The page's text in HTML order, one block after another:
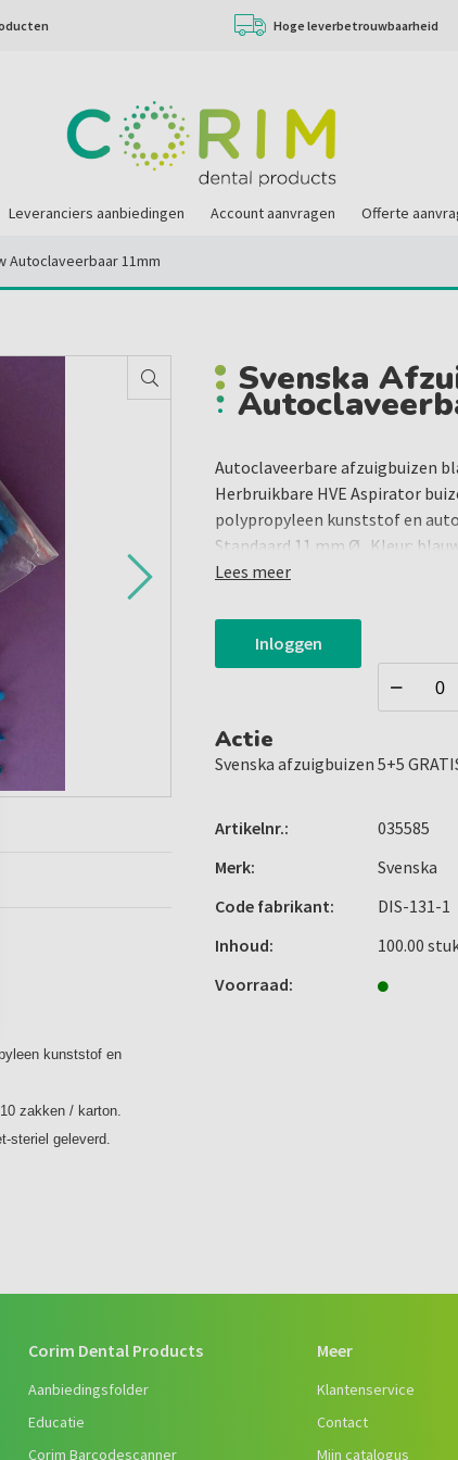
Hoge leverbetrouwbaarheid
Leveranciers aanbiedingen Account aanvragen Offerte
Autoclaveerbaar 11mm
kunststof en
zakken / karton.
steriel geleverd.
Svenska
Autoclaveerbare afzuigbuizen
Herbruikbare HVE Aspirator
polypropyleen kunststof en
Standaard 11 mm Ø. Kleur:
zakken / karton.
steriel geleverd.
Lees meer
Inloggen
Actie
Svenska afzuigbuizen 5+5
Artikelnr.:
035585
Merk:
Svenska
Code fabrikant:
DIS-131-1
Inhoud:
100.00
Voorraad:
Corim Dental Products
Aanbiedingsfolder
Educatie
Corim Barcodescanner
Meer
Klantenservice
Contact
Mijn catalogus